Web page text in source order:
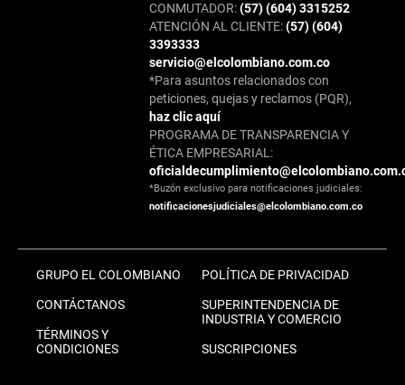
CONMUTADOR:(57) (604) 3315252
ATENCIÓN AL CLIENTE:(57) (604)
3393333
servicio@elcolombiano.com.co
*Para asuntos relacionados con
peticiones, quejas y reclamos (PQR),
haz clic aquí
PROGRAMA DE TRANSPARENCIA Y
ÉTICA EMPRESARIAL:
*Buzón exclusivo para notificaciones judiciales:
notificacionesjudiciales@elcolombiano.com.co
GRUPO EL COLOMBIANO
CONTÁCTANOS
TÉRMINOS Y
CONDICIONES
POLÍTICA DE PRIVACIDAD
SUPERINTENDENCIA DE
INDUSTRIA Y COMERCIO
SUSCRIPCIONES